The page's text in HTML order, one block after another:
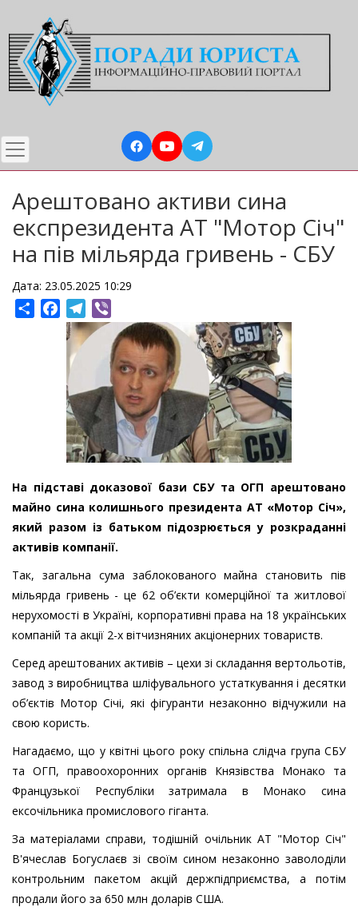
до
основного
вмісту
Арештовано активи сина
експрезидента АТ "Мотор Січ"
на пів мільярда гривень - СБУ
Дата: 23.05.2025 10:29
ShareFacebookTelegram
На підставі доказової бази СБУ та ОГП арештовано
майно сина колишнього президента АТ «Мотор Січ»,
який разом із батьком підозрюється у розкраданні
активів компанії.
Так, загальна сума заблокованого майна становить пів
мільярда гривень - це 62 об’єкти комерційної та житлової
нерухомості в Україні, корпоративні права на 18 українських
компаній та акції 2-х вітчизняних акціонерних товариств.
Серед арештованих активів – цехи зі складання вертольотів,
завод з виробництва шліфувального устаткування і десятки
об’єктів Мотор Січі, які фігуранти незаконно відчужили на
свою користь.
Нагадаємо, що у квітні цього року спільна слідча група СБУ
та ОГП, правоохоронних органів Князівства Монако та
Французької Республіки затримала в Монако сина
ексочільника промислового гіганта.
За матеріалами справи, тодішній очільник АТ "Мотор Січ"
В'ячеслав Богуслаєв зі своїм сином незаконно заволоділи
контрольним пакетом акцій держпідприємства, а потім
продали його за 650 млн доларів США.